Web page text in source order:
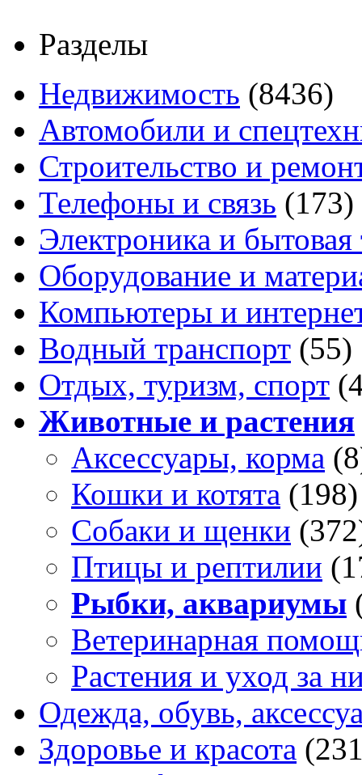
Разделы
Недвижимость (8436)
Автомобили и
Строительство и
Телефоны и связь (173)
Электроника и бытовая
Оборудование и
Компьютеры и
Водный транспорт (55)
Отдых, туризм, спорт
Животные и растения
Аксессуары, корма
Кошки и котята (198)
Собаки и щенки
Птицы и рептилии
Рыбки, аквариумы
Ветеринарная
Растения и уход за
Одежда, обувь,
Здоровье и красота